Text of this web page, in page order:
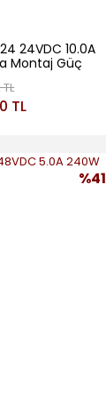
24VDC 10.0A
Montaj Güç
TL
%41